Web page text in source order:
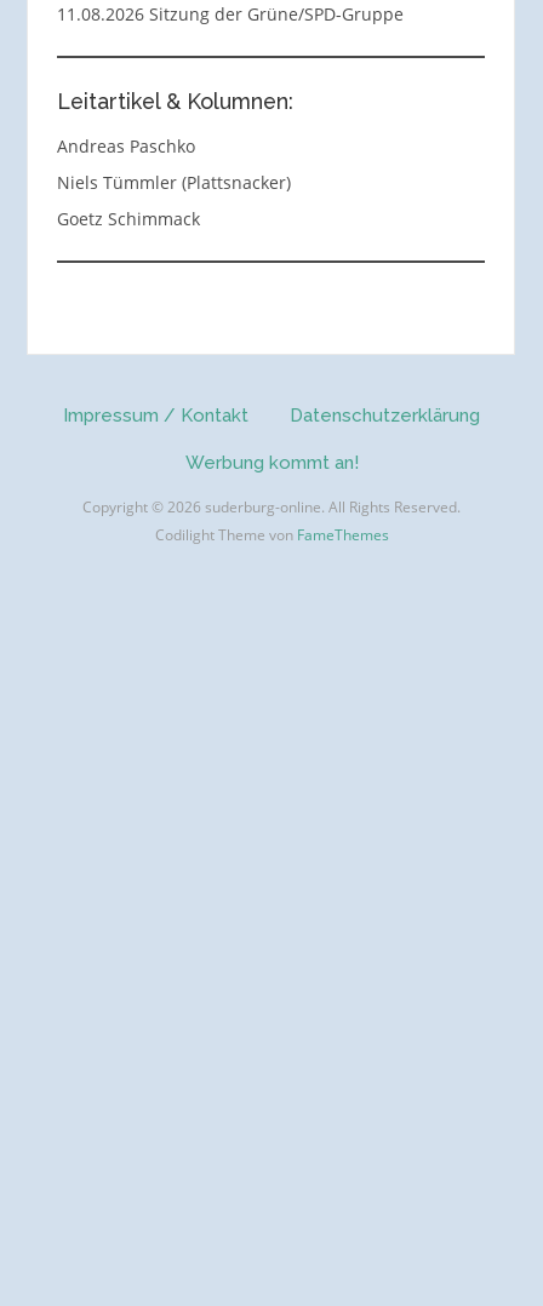
11.08.2026 Sitzung der Grüne/SPD-Gruppe
Leitartikel & Kolumnen:
Andreas Paschko
Niels Tümmler (Plattsnacker)
Goetz Schimmack
Impressum / Kontakt Datenschutzerklärung
Werbung kommt an!
Copyright © 2026 suderburg-online. All Rights Reserved.
Codilight Theme von FameThemes